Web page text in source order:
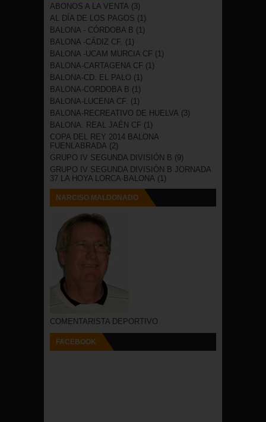
ABONOS A LA VENTA (3)
AL DÍA DE LOS PAGOS (1)
BALONA - CÓRDOBA B (1)
BALONA -CÁDIZ CF. (1)
BALONA -UCAM MURCIA CF (1)
BALONA-CARTAGENA CF (1)
BALONA-CD. EL PALO (1)
BALONA-CORDOBA B (1)
BALONA-LUCENA CF. (1)
BALONA-RECREATIVO DE HUELVA (3)
BALONA. REAL JAÉN CF (1)
COPA DEL REY 2014 BALONA
FUENLABRADA (2)
GRUPO IV SEGUNDA DIVISIÓN B (9)
GRUPO IV SEGUNDA DIVISIÓN B JORNADA
37 LA HOYA LORCA-BALONA (1)
NARCISO MALDONADO
COMENTARISTA DEPORTIVO
FACEBOOK